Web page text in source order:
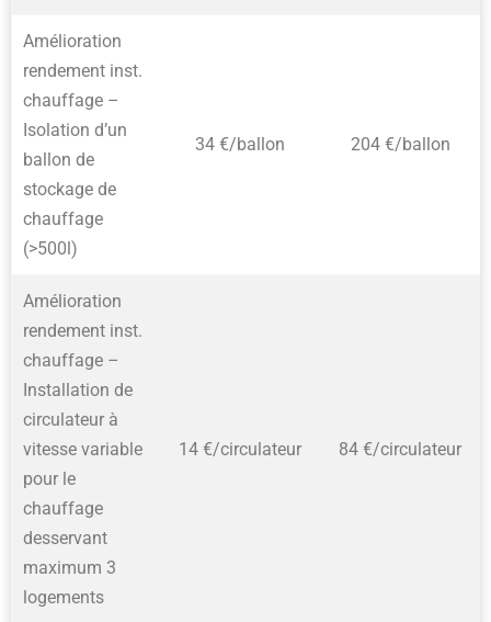
Amélioration
rendement inst.
chauffage –
Isolation d’un
ballon de
stockage de
chauffage
(>500l)
34 €/ballon 204 €/ballon
Amélioration
rendement inst.
chauffage –
Installation de
circulateur à
vitesse variable
pour le
chauffage
desservant
maximum 3
logements
14 €/circulateur 84 €/circulateur